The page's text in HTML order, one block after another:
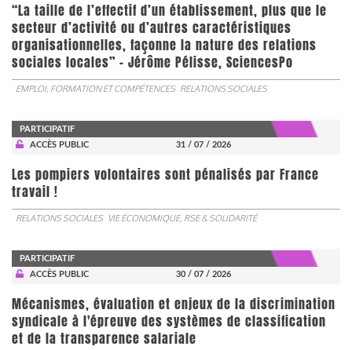
“La taille de l’effectif d’un établissement, plus que le
secteur d’activité ou d’autres caractéristiques
organisationnelles, façonne la nature des relations
sociales locales” - Jérôme Pélisse, SciencesPo
EMPLOI, FORMATION ET COMPÉTENCES RELATIONS SOCIALES
PARTICIPATIF
ACCÈS PUBLIC
31 / 07 / 2026
Les pompiers volontaires sont pénalisés par France
travail !
RELATIONS SOCIALES VIE ÉCONOMIQUE, RSE & SOLIDARITÉ
PARTICIPATIF
ACCÈS PUBLIC
30 / 07 / 2026
Mécanismes, évaluation et enjeux de la discrimination
syndicale à l'épreuve des systèmes de classification
et de la transparence salariale